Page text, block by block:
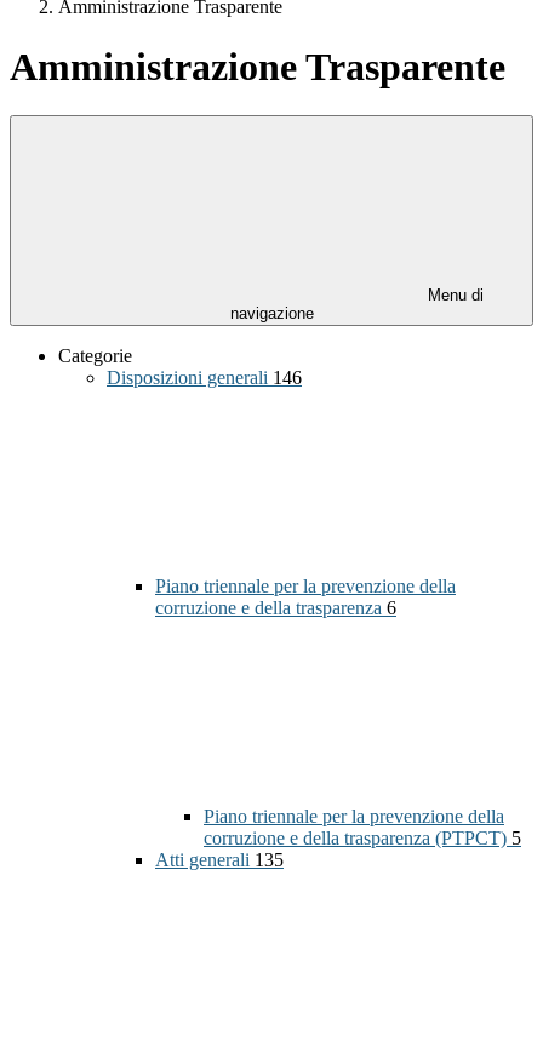
Amministrazione Trasparente
Amministrazione Trasparente
Menu di
navigazione
Categorie
Disposizioni generali 146
Piano triennale per la prevenzione della
corruzione e della trasparenza 6
Piano triennale per la prevenzione della
corruzione e della trasparenza (PTPCT) 5
Atti generali 135